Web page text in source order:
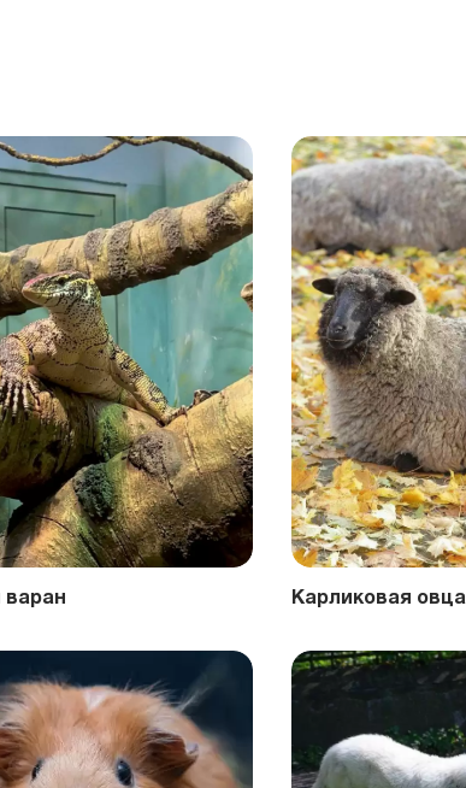
варан Карликовая овца